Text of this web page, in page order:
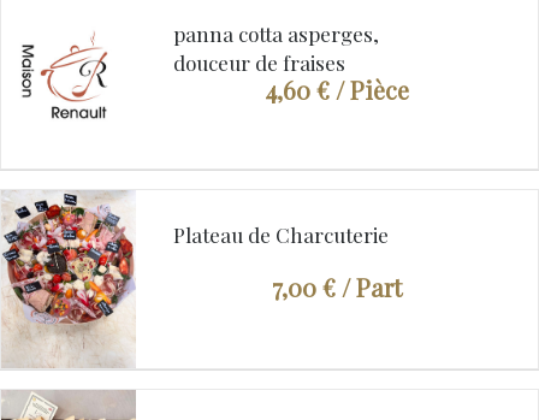
panna cotta asperges,
douceur de fraises
4,60 €/ Pièce
Plateau de Charcuterie
7,00 €/ Part